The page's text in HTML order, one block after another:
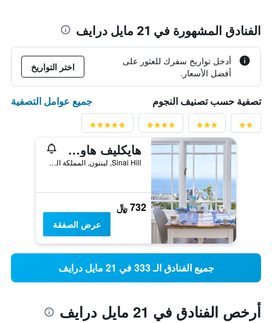
الفنادق المشهورة في 21 مايل درايف
أدخل تواريخ سفرك للعثور على
أفضل الأسعار.
اختر التواريخ
تصفية حسب تصنيف النجوم جميع عوامل التصفية
هايكليف هاوس - للمبيت والإفطار
Sinai Hill, لينتون, المملكة المتحدة
732 ﷼
عرض الصفقة
جميع الفنادق الـ 333 في 21 مايل درايف
أرخص الفنادق في 21 مايل درايف